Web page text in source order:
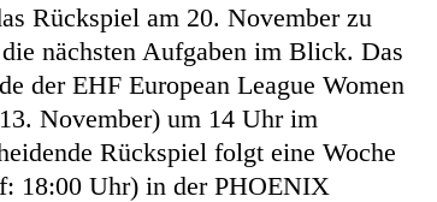
Rückspiel am 20. November zu
nächsten Aufgaben im Blick. Das
der EHF European League Women
November) um 14 Uhr im
Rückspiel folgt eine Woche
18:00 Uhr) in der PHOENIX